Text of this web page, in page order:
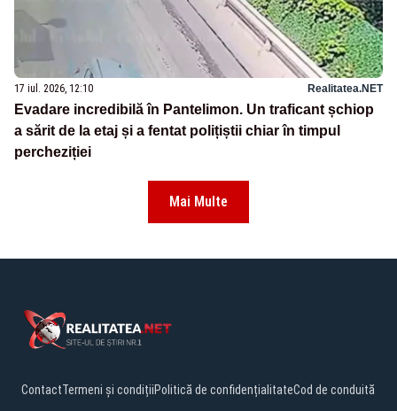
17 iul. 2026, 12:10 Realitatea.NET
Evadare incredibilă în Pantelimon. Un traficant șchiop
a sărit de la etaj și a fentat polițiștii chiar în timpul
percheziției
Mai Multe
ContactTermeni și condițiiPolitică de confidențialitateCod de conduită